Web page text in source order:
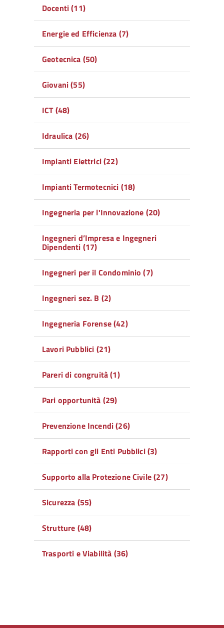
Docenti (11)
Energie ed Efficienza (7)
Geotecnica (50)
Giovani (55)
ICT (48)
Idraulica (26)
Impianti Elettrici (22)
Impianti Termotecnici (18)
Ingegneria per l'Innovazione (20)
Ingegneri d’Impresa e Ingegneri
Dipendenti (17)
Ingegneri per il Condominio (7)
Ingegneri sez. B (2)
Ingegneria Forense (42)
Lavori Pubblici (21)
Pareri di congruità (1)
Pari opportunità (29)
Prevenzione Incendi (26)
Rapporti con gli Enti Pubblici (3)
Supporto alla Protezione Civile (27)
Sicurezza (55)
Strutture (48)
Trasporti e Viabilità (36)